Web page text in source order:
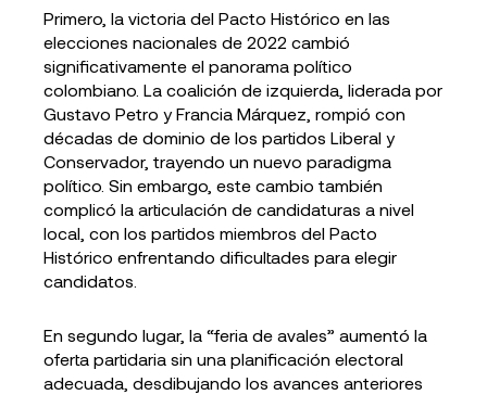
Primero, la victoria del Pacto Histórico en las
elecciones nacionales de 2022 cambió
significativamente el panorama político
colombiano. La coalición de izquierda, liderada por
Gustavo Petro y Francia Márquez, rompió con
décadas de dominio de los partidos Liberal y
Conservador, trayendo un nuevo paradigma
político. Sin embargo, este cambio también
complicó la articulación de candidaturas a nivel
local, con los partidos miembros del Pacto
Histórico enfrentando dificultades para elegir
candidatos.
En segundo lugar, la “feria de avales” aumentó la
oferta partidaria sin una planificación electoral
adecuada, desdibujando los avances anteriores